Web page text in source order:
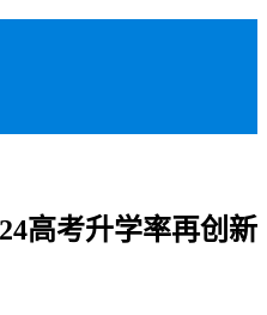
高考升学率再创新